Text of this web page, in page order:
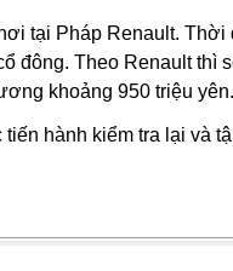
tại Pháp Renault. Thời
đông. Theo Renault thì
khoảng 950 triệu yên.
hành kiểm tra lại và